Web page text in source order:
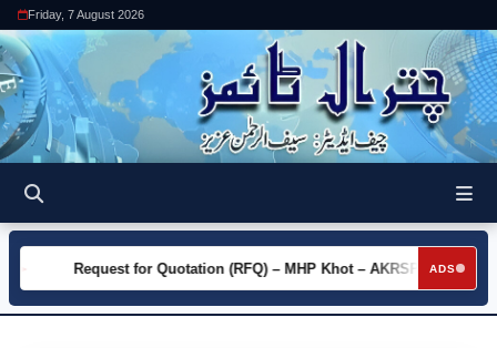
Friday, 7 August 2026
ADS
Request for Quotation (RFQ) – MHP Khot – AKRSP